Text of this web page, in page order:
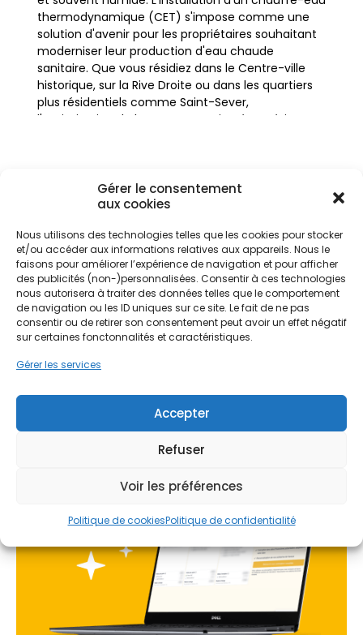
Gérer le consentement
aux cookies
Nous utilisons des technologies telles que les cookies pour stocker
et/ou accéder aux informations relatives aux appareils. Nous le
faisons pour améliorer l’expérience de navigation et pour afficher
des publicités (non-)personnalisées. Consentir à ces technologies
nous autorisera à traiter des données telles que le comportement
de navigation ou les ID uniques sur ce site. Le fait de ne pas
consentir ou de retirer son consentement peut avoir un effet négatif
sur certaines fonctonnalités et caractéristiques.
Gérer les services
Accepter
Refuser
Voir les préférences
Politique de cookiesPolitique de confidentialité
thermodynamique (CET) s'impose comme une
solution d'avenir pour les propriétaires souhaitant
moderniser leur production d'eau chaude
sanitaire. Que vous résidiez dans le Centre-ville
historique, sur la Rive Droite ou dans les quartiers
plus résidentiels comme Saint-Sever,
l'optimisation de la consommation énergétique
performants capables de s'adapter à leur
structure tout en réduisant l'empreinte carbone.
Le choix d'un ballon thermodynamique à Rouen
répond spécifiquement aux défis locaux,
notamment les brouillards fréquents et les hivers
doux mais humides caractéristiques de la
Normandie. Contrairement aux chauffe-eau
électriques classiques qui consomment beaucoup
d'énergie, le CET capte les calories présentes dans
gratuite. Cette technologie permet de s'affranchir
partiellement des fluctuations des prix de l'énergie
tout en valorisant le patrimoine immobilier, des
longères de Canteleu aux pavillons de Mont-
métropole rouennaise dans cette démarche de
rénovation globale, en proposant des solutions
techniques éprouvées.
Ne passez pas à côté de vos
aides !
Faites vite, les budgets
MaPrimeRénov' sont annuels et
limités. Les dossiers sont traités
Contactez-nous maintenant
pour maximiser vos aides !